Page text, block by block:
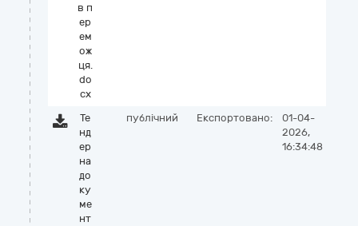
в п
ер
ем
ож
ця.
do
cx
Те
нд
ер
на
до
ку
ме
нт
публічний Експортовано:
01-04-
2026,
16:34:48